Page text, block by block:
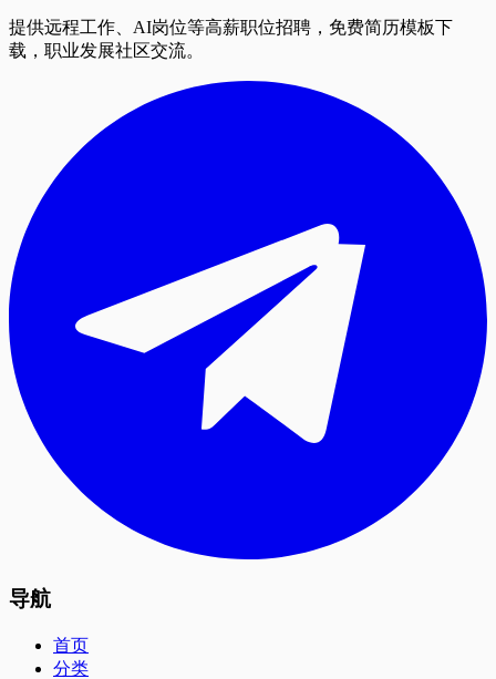
提供远程工作、AI岗位等高薪职位招聘，免费简历模板下
载，职业发展社区交流。
导航
首页
分类